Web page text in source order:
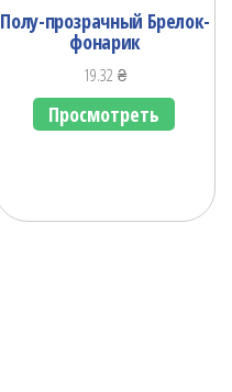
Полу-прозрачный Брелок-
фонарик
19.32₴
Просмотреть